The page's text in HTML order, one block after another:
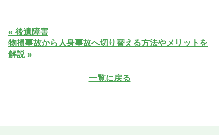
« 後遺障害
物損事故から人身事故へ切り替える方法やメリットを
解説 »
一覧に戻る